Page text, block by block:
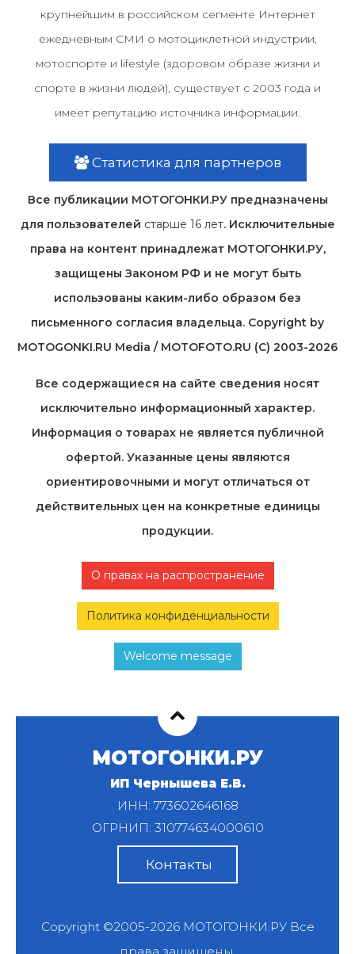
крупнейшим в российском сегменте Интернет
ежедневным СМИ о мотоциклетной индустрии,
мотоспорте и lifestyle (здоровом образе жизни и
спорте в жизни людей), существует с 2003 года и
имеет репутацию источника информации.
Статистика для партнеров
Все публикации МОТОГОНКИ.РУ предназначены
для пользователей старше 16 лет. Исключительные
права на контент принадлежат МОТОГОНКИ.РУ,
защищены Законом РФ и не могут быть
использованы каким-либо образом без
письменного согласия владельца. Copyright by
MOTOGONKI.RU Media / MOTOFOTO.RU (C) 2003-2026
Все содержащиеся на cайте сведения носят
исключительно информационный характер.
Информация о товарах не является публичной
офертой. Указанные цены являются
ориентировочными и могут отличаться от
действительных цен на конкретные единицы
продукции.
О правах на распространение
Политика конфиденциальности
Welcome message
МОТОГОНКИ.РУ
ИП Чернышева Е.В.
ИНН: 773602646168
ОГРНИП: 310774634000610
Контакты
Copyright ©2005-2026 МОТОГОНКИ.РУВсе